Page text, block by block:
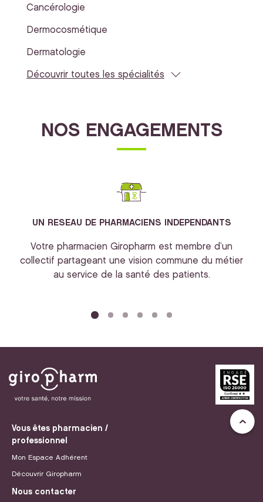
Cancérologie
Dermocosmétique
Dermatologie
Découvrir toutes les spécialités
NOS ENGAGEMENTS
UN RESEAU DE PHARMACIENS INDEPENDANTS
Votre pharmacien Giropharm est membre d’un
collectif partageant une vision commune du métier
au service de la santé des patients.
Vous êtes pharmacien /
professionnel
Mon Espace Adhérent
Découvrir Giropharm
Nous contacter